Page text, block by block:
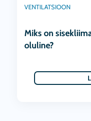
VENTILATSIOON
Miks on
oluline?